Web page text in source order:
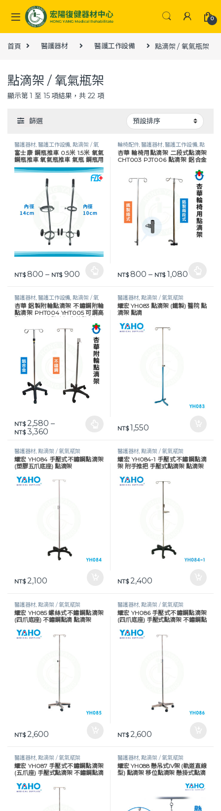
Skip to navigation
Skip to content
0
首頁 醫護器材 醫護工作設備 點滴架 / 氧氣瓶架
點滴架 / 氧氣瓶架
顯示第 1 至 15 項結果，共 22 項
篩選
醫護器材 ,醫護工作設備 ,點滴架 / 氧
氣瓶架
富士康 鋼瓶推車 0.5米 1.5米 氧氣
鋼瓶推車 氧氣瓶推車 氣瓶 鋼瓶用
帶輪推車
NT$800 – NT$900價格範圍：NT$ 800 到 NT$ 900
此產品有多種款式。 可在產品頁面選擇選項
輪椅配件,醫護器材 ,醫護工作設備,點
滴架 / 氧氣瓶架
杏華 輪椅用點滴架 二段式點滴架
CHT003 PJT006 點滴架 鋁合金
NT$800 – NT$1,080價格範
此產品有多種款式。 可在產品頁
醫護器材,醫護工作設備,點滴架 / 氧
氣瓶架
杏華 鋁製附輪點滴架 不鏽鋼附輪
點滴架 PHT004 YHT005 可調高
NT$2,580 –
NT$3,360價格範圍：NT$ 2,580 到 NT$ 3,360
此產品有多種款式。 可在產品頁面選擇選項
醫護器材,點滴架 / 氧氣瓶架
耀宏 YH083 點滴架 (鐵製) 醫院 點
滴架 點滴
NT$1,550
醫護器材,點滴架 / 氧氣瓶架
耀宏 YH084 手壓式不鏽鋼點滴架
(塑膠五爪底座) 點滴架
NT$2,100
醫護器材,點滴架 / 氧氣瓶架
耀宏 YH084-1 手壓式不鏽鋼點滴
架 附手推把 手壓式點滴架 點滴架
NT$2,400
醫護器材 ,點滴架 / 氧氣瓶架
耀宏 YH085 螺絲式不鏽鋼點滴架
(四爪底座) 不鏽鋼點滴 點滴架
NT$2,600
醫護器材 ,點滴架 / 氧氣瓶架
耀宏 YH086 手壓式不鏽鋼點滴架
(四爪底座) 手壓式點滴架 不鏽鋼點
NT$2,600
醫護器材,點滴架 / 氧氣瓶架
耀宏 YH087 手壓式不鏽鋼點滴架
(五爪座) 手壓式點滴架 不鏽鋼點滴
醫護器材,點滴架 / 氧氣瓶架
耀宏 YH088 懸吊式IV架 (軌道直線
型) 點滴架 移位點滴架 懸掛式點滴